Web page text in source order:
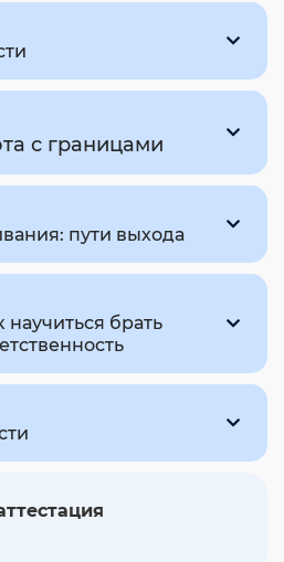
с границами
пути выхода
научиться брать